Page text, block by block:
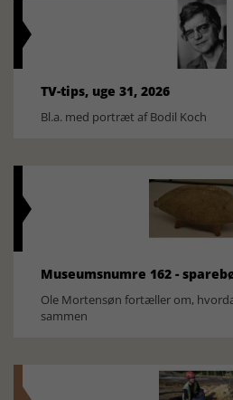
TV-tips, uge 31, 2026
Bl.a. med portræt af Bodil Koch
Museumsnumre 162 -
Ole Mortensøn fortæller om,
sammen